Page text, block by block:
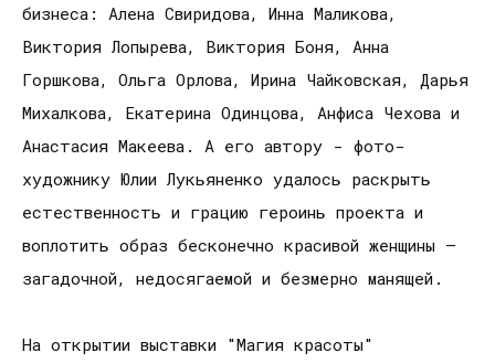
бизнеса: Алена Свиридова, Инна Маликова,
Виктория Лопырева, Виктория Боня, Анна
Горшкова, Ольга Орлова, Ирина Чайковская, Дарья
Михалкова, Екатерина Одинцова, Анфиса Чехова и
Анастасия Макеева. А его автору - фото-
художнику Юлии Лукьяненко удалось раскрыть
естественность и грацию героинь проекта и
воплотить образ бесконечно красивой женщины –
загадочной, недосягаемой и безмерно манящей.
На открытии выставки "Магия красоты"